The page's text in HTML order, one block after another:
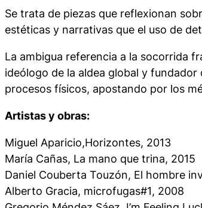
Se trata de piezas que reflexionan
estéticas y narrativas que el uso de
La ambigua referencia a la socorrida
ideólogo de la aldea global y
procesos físicos, apostando por los
Artistas y obras:
Miguel Aparicio,Horizontes, 2013
María Cañas, La mano que trina, 2015
Daniel Couberta Touzón, El hombre
Alberto Gracia, microfugas#1, 2008